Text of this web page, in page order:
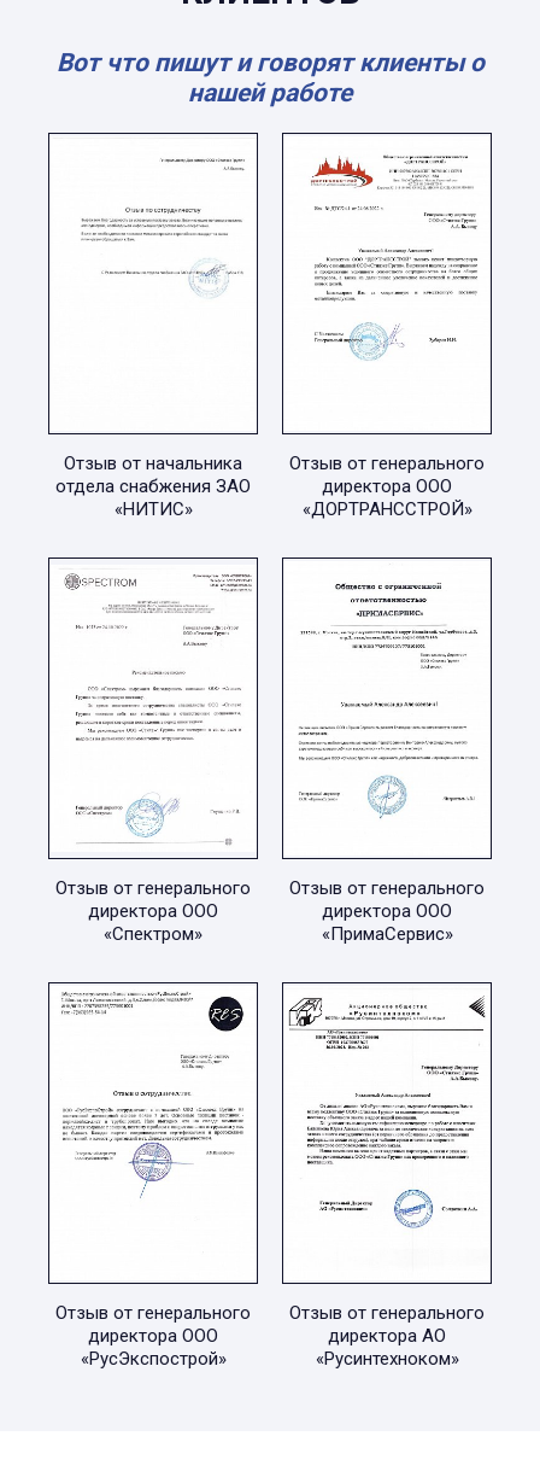
Вот что пишут и говорят клиенты о
нашей работе
Отзыв от начальника
отдела снабжения ЗАО
«НИТИС»
Отзыв от генерального
директора ООО
«ДОРТРАНССТРОЙ»
Отзыв от генерального
директора ООО
«Спектром»
Отзыв от генерального
директора ООО
«ПримаСервис»
Отзыв от генерального
директора ООО
«РусЭкспострой»
Отзыв от генерального
директора АО
«Русинтехноком»